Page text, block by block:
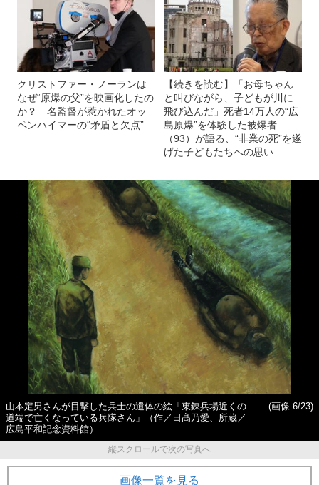
クリストファー・ノーランは
なぜ“原爆の父”を映画化したの
か？ 名監督が惹かれたオッ
ペンハイマーの“矛盾と欠点”
【続きを読む】「お母ちゃん
と叫びながら、子どもが川に
飛び込んだ」死者14万人の“広
島原爆”を体験した被爆者
（93）が語る、“非業の死”を遂
げた子どもたちへの思い
山本定男さんが目撃した兵士の遺体の絵「東錬兵場近くの
道端で亡くなっている兵隊さん」（作／日髙乃愛、所蔵／
広島平和記念資料館）
(画像 6/23)
縦スクロールで次の写真へ
画像一覧を見る